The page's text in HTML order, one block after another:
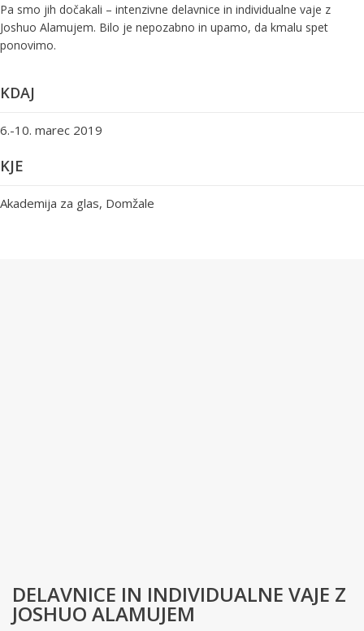
Pa smo jih dočakali – intenzivne delavnice in individualne vaje z
Joshuo Alamujem. Bilo je nepozabno in upamo, da kmalu spet
ponovimo.
KDAJ
6.-10. marec 2019
KJE
Akademija za glas, Domžale
DELAVNICE IN INDIVIDUALNE VAJE Z
JOSHUO ALAMUJEM